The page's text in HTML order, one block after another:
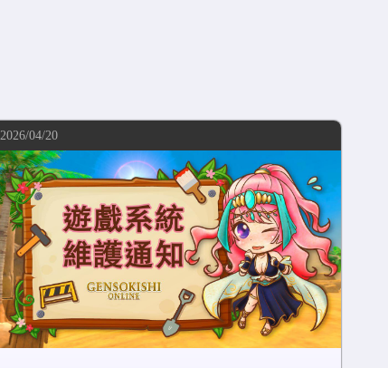
2026/04/20